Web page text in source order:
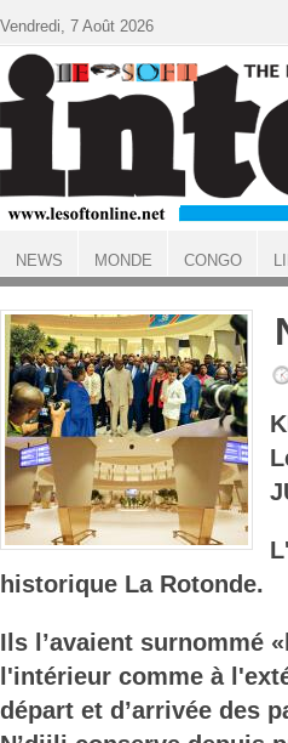
ACCUEIL
historique La Rotonde.
Ils l’avaient surnommé
l'intérieur comme à
départ et d’arrivée des
Vendredi, 7 Août 2026
NEWS MONDE CONGO